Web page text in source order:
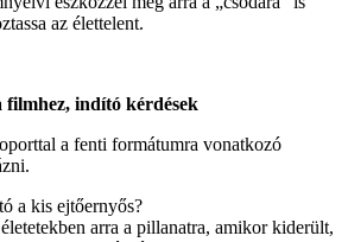
az élettelent.
filmhez, indító kérdések
a fenti formátumra vonatkozó
a kis ejtőernyős?
arra a pillanatra, amikor kiderült,